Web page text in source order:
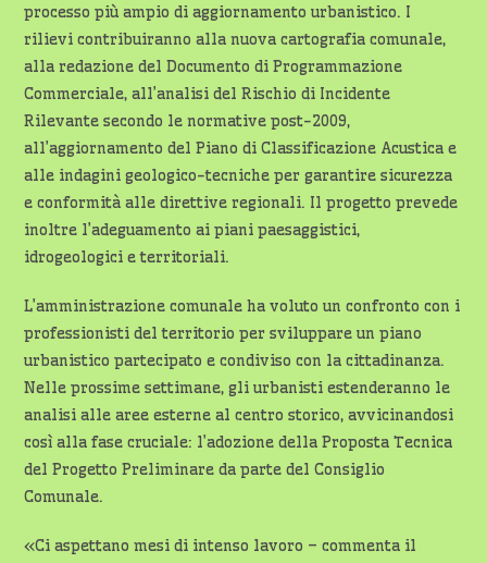
processo più ampio di aggiornamento urbanistico. I
rilievi contribuiranno alla nuova cartografia comunale,
alla redazione del Documento di Programmazione
Commerciale, all’analisi del Rischio di Incidente
Rilevante secondo le normative post-2009,
all’aggiornamento del Piano di Classificazione Acustica e
alle indagini geologico-tecniche per garantire sicurezza
e conformità alle direttive regionali. Il progetto prevede
inoltre l’adeguamento ai piani paesaggistici,
idrogeologici e territoriali.
L’amministrazione comunale ha voluto un confronto con i
professionisti del territorio per sviluppare un piano
urbanistico partecipato e condiviso con la cittadinanza.
Nelle prossime settimane, gli urbanisti estenderanno le
analisi alle aree esterne al centro storico, avvicinandosi
così alla fase cruciale: l’adozione della Proposta Tecnica
del Progetto Preliminare da parte del Consiglio
Comunale.
«Ci aspettano mesi di intenso lavoro – commenta il